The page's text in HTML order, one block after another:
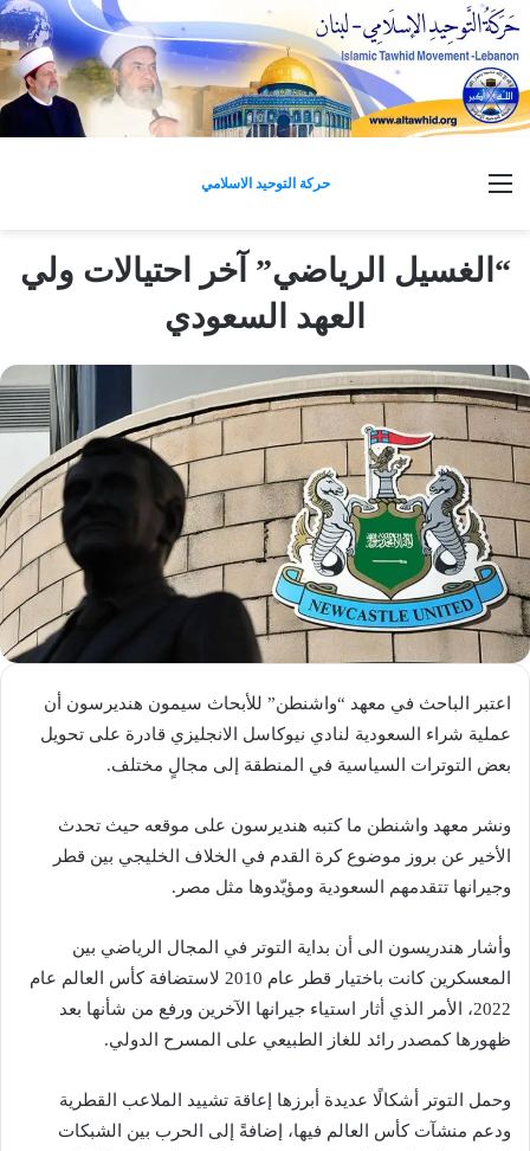
حركة التوحيد الاسلامي القائمة
“الغسيل الرياضي” آخر احتيالات ولي
العهد السعودي
اعتبر الباحث في معهد “واشنطن” للأبحاث سيمون هنديرسون أن
عملية شراء السعودية لنادي نيوكاسل الانجليزي قادرة على تحويل
بعض التوترات السياسية في المنطقة إلى مجالٍ مختلف.
ونشر معهد واشنطن ما كتبه هنديرسون على موقعه حيث تحدث
الأخير عن بروز موضوع كرة القدم في الخلاف الخليجي بين قطر
وجيرانها تتقدمهم السعودية ومؤيّدوها مثل مصر.
وأشار هندريسون الى أن بداية التوتر في المجال الرياضي بين
المعسكرين كانت باختيار قطر عام 2010 لاستضافة كأس العالم عام
2022، الأمر الذي أثار استياء جيرانها الآخرين ورفع من شأنها بعد
ظهورها كمصدر رائد للغاز الطبيعي على المسرح الدولي.
وحمل التوتر أشكالًا عديدة أبرزها إعاقة تشييد الملاعب القطرية
ودعم منشآت كأس العالم فيها، إضافةً إلى الحرب بين الشبكات